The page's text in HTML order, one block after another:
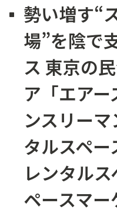
勢い増す“
場”を陰で
ス 東京の
ア「エア
ンスリー
タルスペー
レンタル
ペースマ